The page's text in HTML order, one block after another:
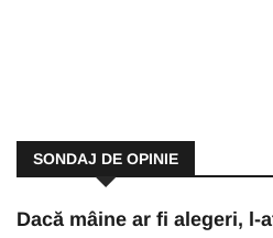
SONDAJ DE OPINIE
Dacă mâine ar fi alegeri, l-